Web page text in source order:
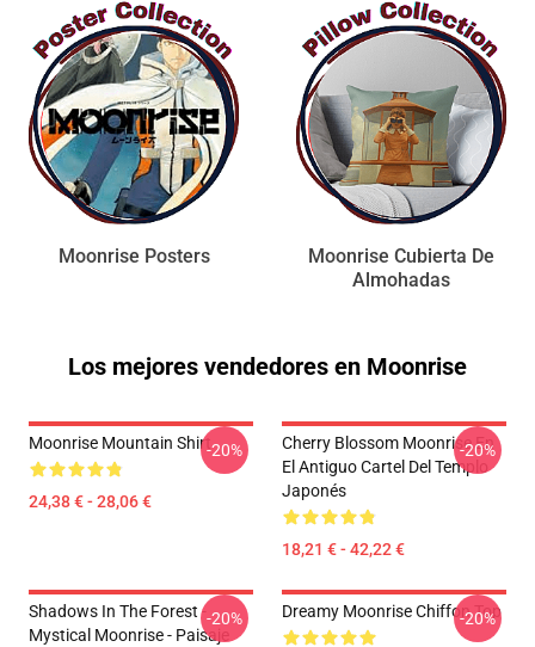
Moonrise Posters
Moonrise Cubierta De
Almohadas
Los mejores vendedores en Moonrise
Moonrise Mountain Shirt
24,38 € - 28,06 €
-20%
Cherry Blossom Moonrise En
El Antiguo Cartel Del Templo
Japonés
18,21 € - 42,22 €
-20%
Shadows In The Forest -
Mystical Moonrise - Paisaje
-20% Dreamy Moonrise Chiffon Top
-20%